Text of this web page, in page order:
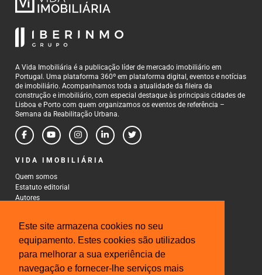
Este site armazena cookies no seu
equipamento. Estes cookies são utilizados
para melhorar a sua experiência de
navegação e fornecer-lhe serviços mais
A Vida Imobiliária é a publicação líder de mercado imobiliário em
Portugal. Uma plataforma 360º em plataforma digital, eventos e notícias
de imobiliário. Acompanhamos toda a atualidade da fileira da
construção e imobiliário, com especial destaque às principais cidades de
Lisboa e Porto com quem organizamos os eventos de referência –
Semana da Reabilitação Urbana.
VIDA IMOBILIÁRIA
Quem somos
Estatuto editorial
Autores
CONTACTOS
Rua Gonçalo Cristovão, 185 - 6º
4000-269 Porto